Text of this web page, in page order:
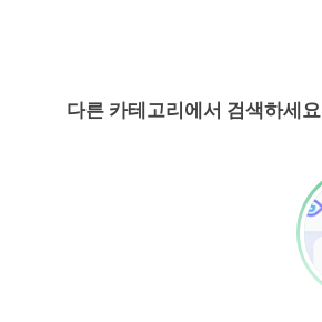
다른 카테고리에서 검색하세요